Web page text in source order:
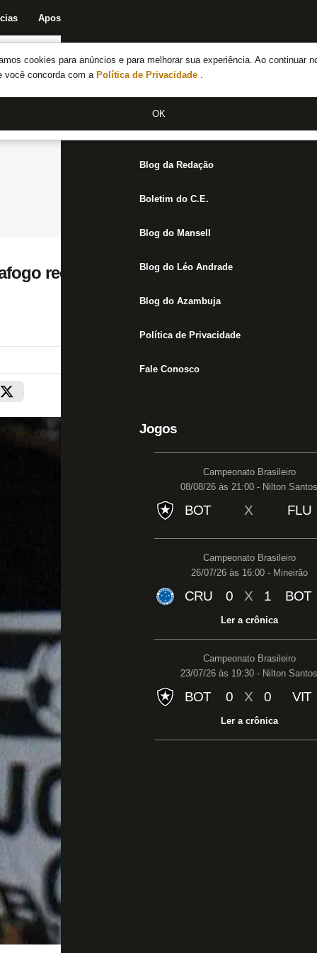
cookies para anúncios e para melhorar sua experiência. Ao continuar
você concorda com a Política de Privacidade .
OK
Apostas
Notícias do Botafogo
Fórum
Jogos
Blog da Redação
Boletim do C.E.
Blog do Mansell
Blog do Léo Andrade
Blog do Azambuja
Política de Privacidade
Fale Conosco
Jogos
Campeonato Brasileiro
08/08/26 às 21:00 - Nilton Santos
BOT X FLU
Campeonato Brasileiro
26/07/26 às 16:00 - Mineirão
CRU 0 X 1 BOT
Ler a crônica
Campeonato Brasileiro
23/07/26 às 19:30 - Nilton Santos
BOT 0 X 0 VIT
Ler a crônica
recebe o Rio Claro neste domingo.